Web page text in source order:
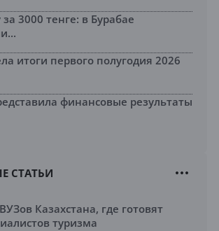
3000 тенге: в Бурабае
итоги первого полугодия 2026
финансовые результаты
СТАТЬИ
Казахстана, где готовят
туризма